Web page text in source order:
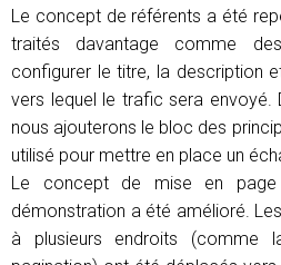
Le concept de référents a été
traités davantage comme
configurer le titre, la description
vers lequel le trafic sera envoyé.
nous ajouterons le bloc des
utilisé pour mettre en place un
Le concept de mise en
démonstration a été amélioré.
à plusieurs endroits